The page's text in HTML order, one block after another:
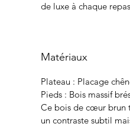
de luxe à chaque
Matériaux
Plateau : Placage
Pieds : Bois massif
Ce bois de cœur brun
un contraste subtil